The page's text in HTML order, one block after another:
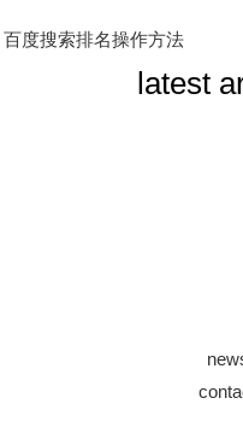
百度搜索排名操作方法
latest